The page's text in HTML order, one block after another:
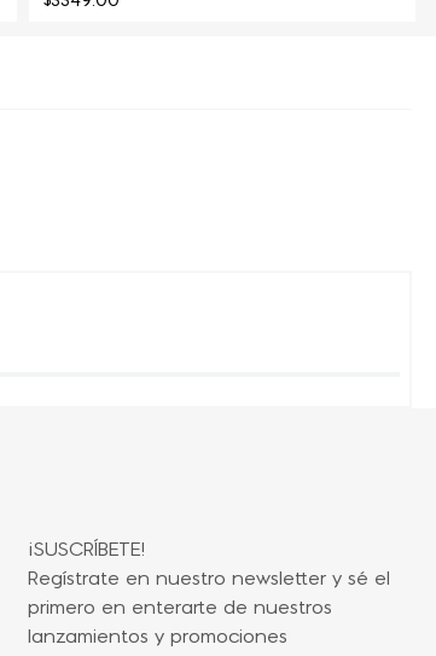
¡SUSCRÍBETE!
Regístrate en nuestro newsletter y sé el
primero en enterarte de nuestros
lanzamientos y promociones